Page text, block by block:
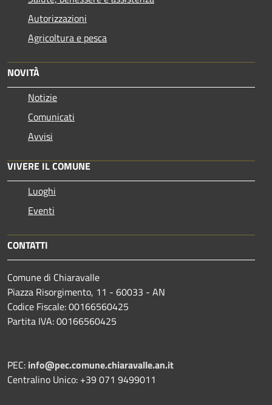
Autorizzazioni
Agricoltura e pesca
NOVITÀ
Notizie
Comunicati
Avvisi
VIVERE IL COMUNE
Luoghi
Eventi
CONTATTI
Comune di Chiaravalle
Piazza Risorgimento, 11 - 60033 - AN
Codice Fiscale: 00166560425
Partita IVA: 00166560425
PEC: info@pec.comune.chiaravalle.an.it
Centralino Unico: +39 071 9499011